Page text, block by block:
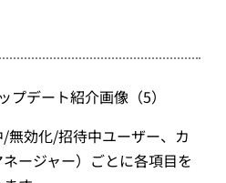
無効化/招待中ユーザー、カ
ージャー）ごとに各項目を